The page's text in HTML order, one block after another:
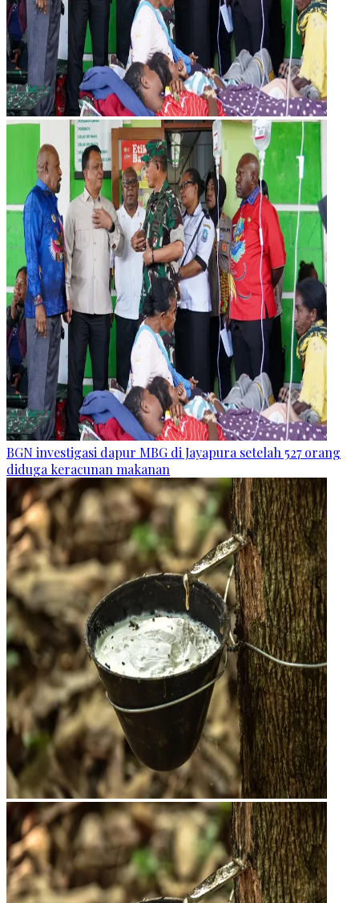
BGN investigasi dapur MBG di Jayapura setelah 527 orang
diduga keracunan makanan